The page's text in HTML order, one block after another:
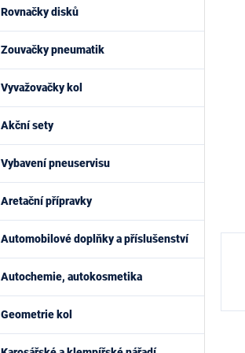
Rovnačky disků
Zouvačky pneumatik
Vyvažovačky kol
Akční sety
Vybavení pneuservisu
Aretační přípravky
Automobilové doplňky a příslušenství
Autochemie, autokosmetika
Geometrie kol